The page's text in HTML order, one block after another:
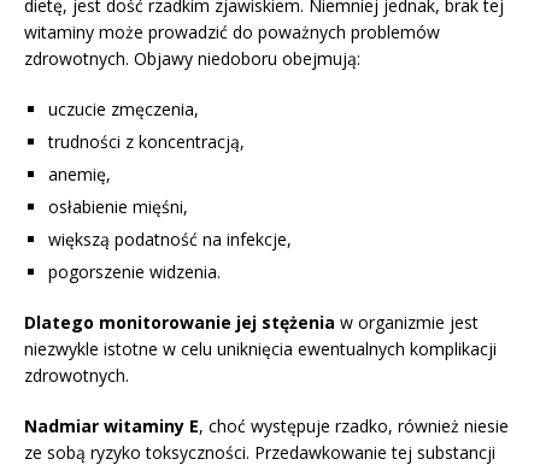
dietę, jest dość rzadkim zjawiskiem. Niemniej jednak, brak tej
witaminy może prowadzić do poważnych problemów
zdrowotnych. Objawy niedoboru obejmują:
uczucie zmęczenia,
trudności z koncentracją,
anemię,
osłabienie mięśni,
większą podatność na infekcje,
pogorszenie widzenia.
Dlatego monitorowanie jej stężenia w organizmie jest
niezwykle istotne w celu uniknięcia ewentualnych komplikacji
zdrowotnych.
Nadmiar witaminy E, choć występuje rzadko, również niesie
ze sobą ryzyko toksyczności. Przedawkowanie tej substancji